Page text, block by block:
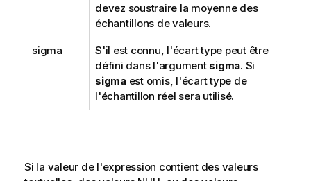
devez soustraire la moyenne des
échantillons de valeurs.
sigma
S'il est connu, l'écart type peut être
défini dans l'argument sigma. Si
sigmaest omis, l'écart type de
l'échantillon réel sera utilisé.
Si la valeur de l'expression contient des valeurs